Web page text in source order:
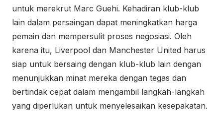
untuk merekrut Marc Guehi. Kehadiran klub-klub
lain dalam persaingan dapat meningkatkan harga
pemain dan mempersulit proses negosiasi. Oleh
karena itu, Liverpool dan Manchester United harus
siap untuk bersaing dengan klub-klub lain dengan
menunjukkan minat mereka dengan tegas dan
bertindak cepat dalam mengambil langkah-langkah
yang diperlukan untuk menyelesaikan kesepakatan.